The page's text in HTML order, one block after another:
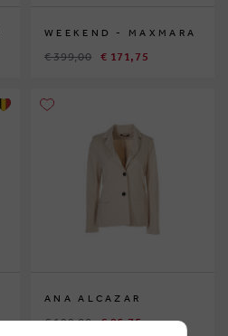
WEEKEND - MAXMARA
€ 399,00 € 171,75
ANA ALCAZAR
€ 199,00 € 96,75